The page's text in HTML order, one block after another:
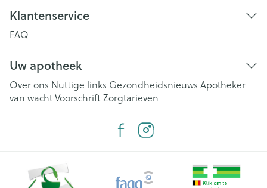
Klantenservice
FAQ
Uw apotheek
Over ons Nuttige links Gezondheidsnieuws Apotheker
van wachtVoorschriftZorgtarieven